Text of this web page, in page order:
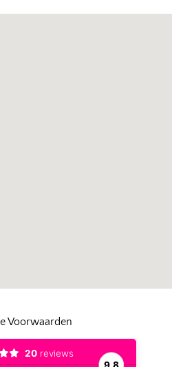
Voorwaarden